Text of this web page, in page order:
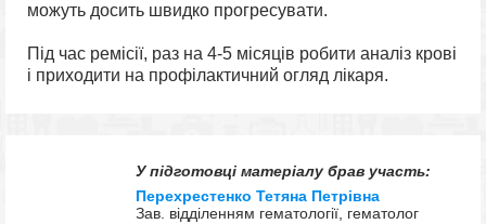
можуть досить швидко прогресувати.
Під час ремісії, раз на 4-5 місяців робити аналіз крові
і приходити на профілактичний огляд лікаря.
У підготовці матеріалу брав участь:
Перехрестенко Тетяна Петрівна
Зав. відділенням гематології, гематолог